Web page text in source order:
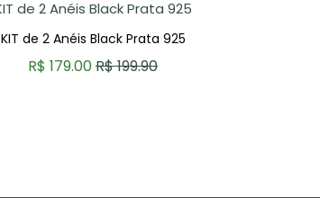
KIT de 2 Anéis Black Prata 925
R$ 179.00R$ 199.90